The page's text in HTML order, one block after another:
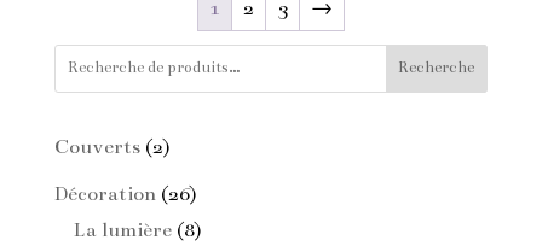
1 2 3 →
Recherche
Couverts 22
produits
Décoration 2626
produits
La lumière 88